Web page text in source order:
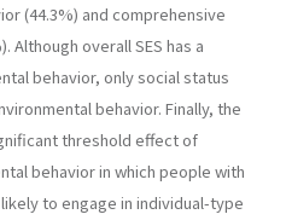
(44.3%) and comprehensive
Although overall SES has a
behavior, only social status
behavior. Finally, the
threshold effect of
behavior in which people with
to engage in individual-type